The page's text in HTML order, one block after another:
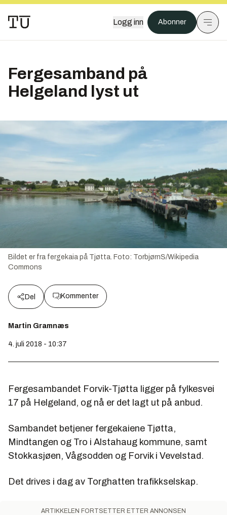
Logg inn Abonner
Fergesamband på
Helgeland lyst ut
Bildet er fra fergekaia på Tjøtta. Foto: TorbjørnS/Wikipedia
Commons
Del Kommenter
Martin Gramnæs
4. juli 2018 - 10:37
Fergesambandet Forvik-Tjøtta ligger på fylkesvei
17 på Helgeland, og nå er det lagt ut på anbud.
Sambandet betjener fergekaiene Tjøtta,
Mindtangen og Tro i Alstahaug kommune, samt
Stokkasjøen, Vågsodden og Forvik i Vevelstad.
Det drives i dag av Torghatten trafikkselskap.
ARTIKKELEN FORTSETTER ETTER ANNONSEN